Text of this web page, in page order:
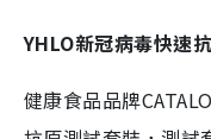
YHLO新冠病毒快速
健康食品品牌